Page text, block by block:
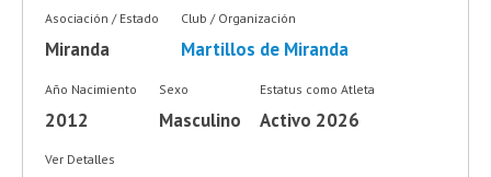
Asociación / Estado
Miranda
Club / Organización
Martillos de Miranda
Año Nacimiento
2012
Sexo
Masculino
Estatus como Atleta
Activo 2026
Ver Detalles